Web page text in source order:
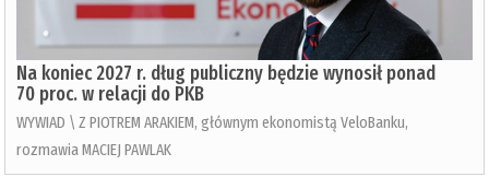
Na koniec 2027 r. dług publiczny będzie wynosił ponad
70 proc. w relacji do PKB
WYWIAD \ Z PIOTREM ARAKIEM, głównym ekonomistą VeloBanku,
rozmawia MACIEJ PAWLAK